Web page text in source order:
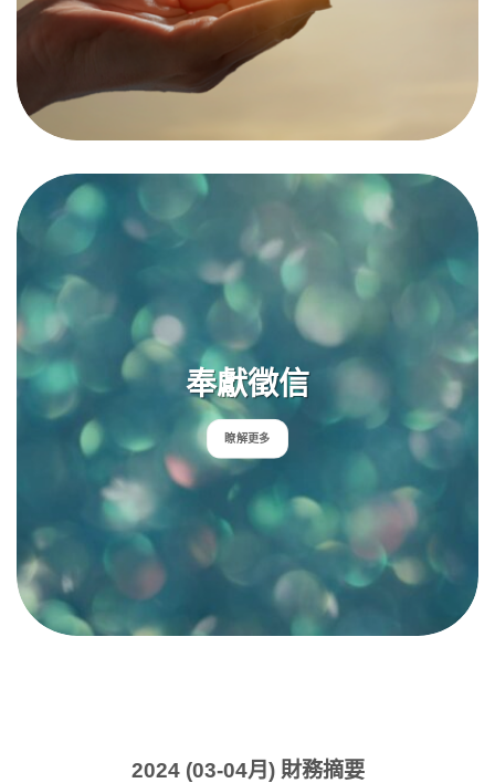
奉獻徵信
瞭解更多
2024 (03-04月) 財務摘要